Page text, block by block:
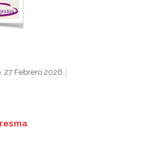
27 Febrero 2026